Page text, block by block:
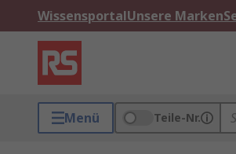
WissensportalUnsere Marken
Menü Teile-Nr.